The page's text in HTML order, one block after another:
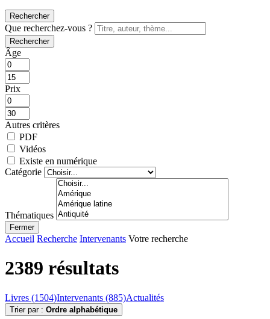
Rechercher
Que recherchez-vous ?
Rechercher
Âge
Prix
Autres critères
PDF
Vidéos
Existe en numérique
Catégorie
Thématiques
Fermer
Accueil Recherche Intervenants Votre recherche
2389 résultats
Livres (1504)Intervenants (885)Actualités
Trier par : Ordre alphabétique